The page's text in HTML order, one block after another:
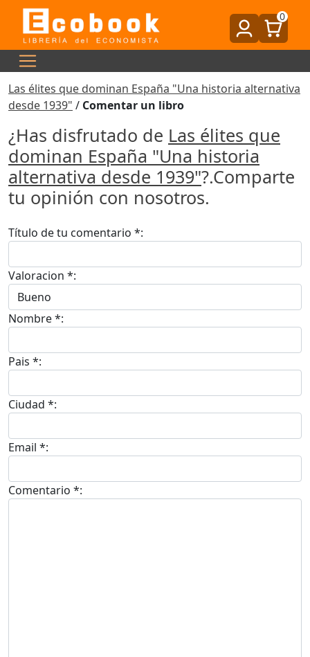
0
Las élites que dominan España "Una historia alternativa
desde 1939" / Comentar un libro
¿Has disfrutado de Las élites que
dominan España "Una historia
alternativa desde 1939"?.Comparte
tu opinión con nosotros.
Título de tu comentario *:
Valoracion *:
Nombre *:
Pais *:
Ciudad *:
Email *:
Comentario *: